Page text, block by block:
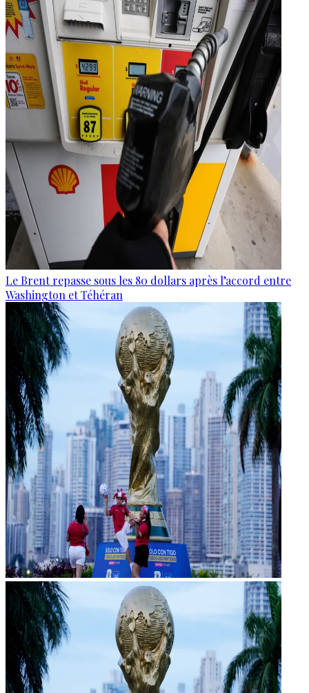
Le Brent repasse sous les 80 dollars après l’accord entre
Washington et Téhéran